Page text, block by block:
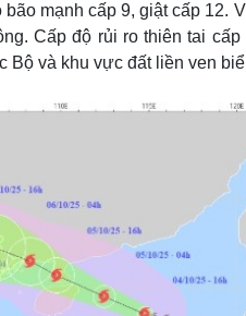
mạnh cấp 9, giật cấp 12.
Cấp độ rủi ro thiên tai
Bộ và khu vực đất liền ven